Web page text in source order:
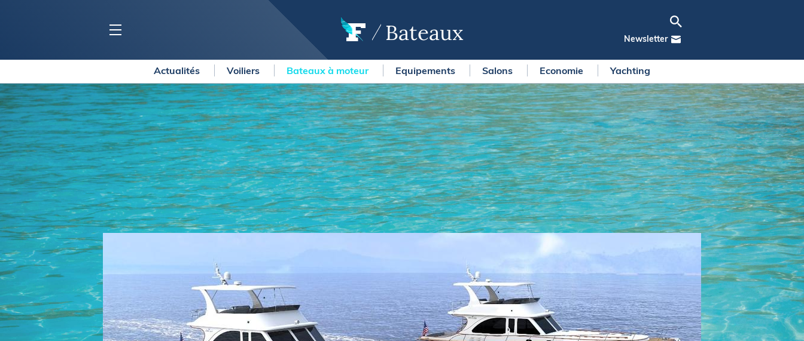
Bateaux Newsletter
BLOC MARINE
Ports
Carnets de voyage
Dossiers de la rédaction
Collection Bloc Marine
Application Bloc Marine
Règlementation
BATEAUX
Economie
Yachting
COURSES
Courses au large
Régates
La Solitaire du Figaro Paprec
Transat Paprec
Vendée Globe
Arkea Ultim Challenge
Route du Rhum - Destination
Guadeloupe
LOISIRS
Pêche en mer
Plongée
Glisse
MÉTÉO MARINE
LIFESTYLE
Shopping
Culture nautique
Gastronomie
Blogs
SERVICES
Nos magazines
FLASH INFO
Actualités Voiliers Bateaux à moteur Equipements Salons Economie Yachting